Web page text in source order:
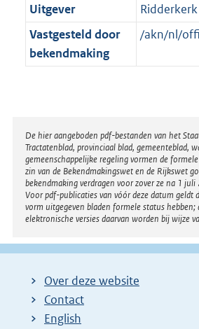
Uitgever
Ridderkerk
Vastgesteld door
bekendmaking
/akn/nl/
Disclaimer
De hier aangeboden pdf-bestanden van het
Tractatenblad, provinciaal blad, gemeenteblad,
gemeenschappelijke regeling vormen de
zin van de Bekendmakingswet en de Rijkswet
bekendmaking verdragen voor zover ze na 1
Voor pdf-publicaties van vóór deze datum geldt
vorm uitgegeven bladen formele status hebben;
elektronische versies daarvan worden bij wijze
Over deze website
Contact
English